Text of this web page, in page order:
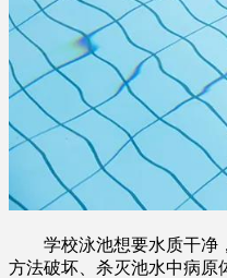
学校泳池想要水质干净
方法破坏、杀灭池水中病原